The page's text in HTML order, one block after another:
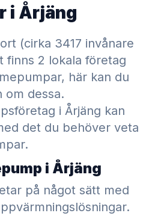
i Årjäng
(cirka 3417 invånare
finns 2 lokala företag
här kan du
om dessa.
i Årjäng kan
det du behöver veta
i Årjäng
på något sätt med